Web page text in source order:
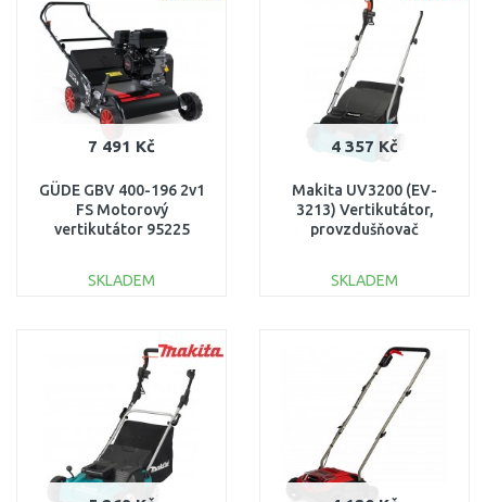
Porovnat
7 491 Kč
GÜDE GBV 400-196 2v1
FS Motorový
vertikutátor 95225
SKLADEM
Porovnat
4 357 Kč
Makita UV3200 (EV-
3213) Vertikutátor,
provzdušňovač
SKLADEM
Porovnat